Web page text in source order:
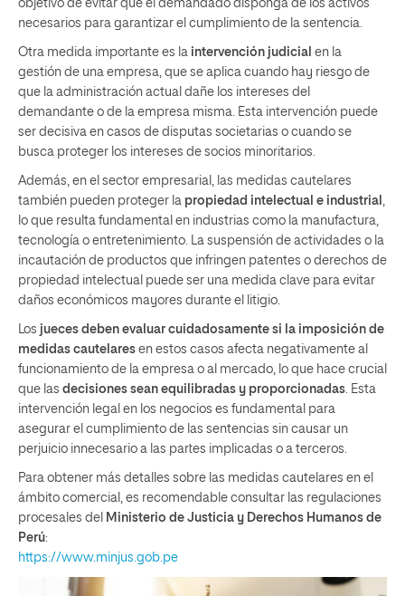
objetivo de evitar que el demandado disponga de los activos
necesarios para garantizar el cumplimiento de la sentencia.
Otra medida importante es la intervención judicial en la
gestión de una empresa, que se aplica cuando hay riesgo de
que la administración actual dañe los intereses del
demandante o de la empresa misma. Esta intervención puede
ser decisiva en casos de disputas societarias o cuando se
busca proteger los intereses de socios minoritarios.
Además, en el sector empresarial, las medidas cautelares
también pueden proteger la propiedad intelectual e industrial
lo que resulta fundamental en industrias como la manufactura,
tecnología o entretenimiento. La suspensión de actividades o la
incautación de productos que infringen patentes o derechos de
propiedad intelectual puede ser una medida clave para evitar
daños económicos mayores durante el litigio.
Los jueces deben evaluar cuidadosamente si la imposición de
medidas cautelares en estos casos afecta negativamente al
funcionamiento de la empresa o al mercado, lo que hace crucial
que las decisiones sean equilibradas y proporcionadas . Esta
intervención legal en los negocios es fundamental para
asegurar el cumplimiento de las sentencias sin causar un
perjuicio innecesario a las partes implicadas o a terceros.
Para obtener más detalles sobre las medidas cautelares en el
ámbito comercial, es recomendable consultar las regulaciones
procesales del Ministerio de Justicia y Derechos Humanos de
Perú:
https://www.minjus.gob.pe